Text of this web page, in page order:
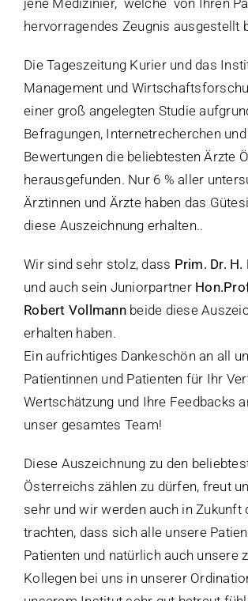
jene Medizinier, welche von Ihren
hervorragendes Zeugnis ausgestellt
Die Tageszeitung Kurier und das
Management und
einer groß angelegten Studie
Befragungen, Internetrecherchen
Bewertungen die beliebtesten Ärzte
herausgefunden. Nur 6 % aller
Ärztinnen und Ärzte haben das
diese Auszeichnung erhalten..
Wir sind sehr stolz, dass Prim. Dr.
und auch sein Juniorpartner
Robert Vollmannbeide diese
erhalten haben.
Ein aufrichtiges Dankeschön an all
Patientinnen und Patienten für Ihr
Wertschätzung und Ihre Feedbacks
unser gesamtes Team!
Diese Auszeichnung zu den
Österreichs zählen zu dürfen, freut
sehr und wir werden auch in Zukunft
trachten, dass sich alle unsere
Patienten und natürlich auch unsere
Kollegen bei uns in unserer